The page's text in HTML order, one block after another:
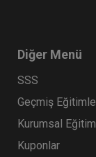
Diğer Menü
SSS
Geçmiş
Kurumsal
Kuponlar